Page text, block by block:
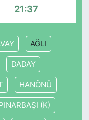
21:37
AĞLI
DADAY
HANÖNÜ
PINARBAŞI (K)